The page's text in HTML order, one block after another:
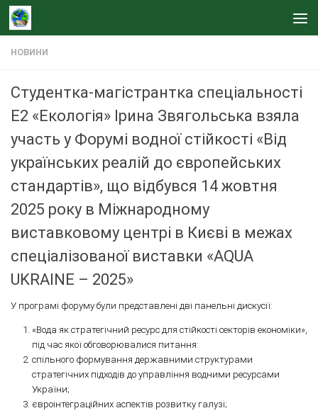
Skip to content
НОВИНИ
Студентка-магістрантка спеціальності
Е2 «Екологія» Ірина Звягольська взяла
участь у Форумі водної стійкості «Від
українських реалій до європейських
стандартів», що відбувся 14 жовтня
2025 року в Міжнародному
виставковому центрі в Києві в межах
спеціалізованої виставки «AQUA
UKRAINE – 2025»
У програмі форуму були представлені дві панельні дискусії:
«Вода як стратегічний ресурс для стійкості секторів економіки»,
під час якої обговорювалися питання:
спільного формування державними структурами
стратегічних підходів до управління водними ресурсами
України;
євроінтеграційних аспектів розвитку галузі;